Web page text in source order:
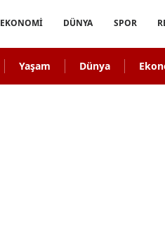
EKONOMİ DÜNYA SPOR
Yaşam Dünya